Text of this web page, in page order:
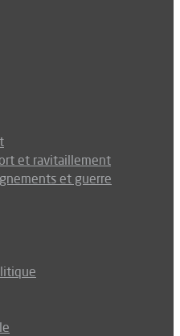
et ravitaillement
et guerre